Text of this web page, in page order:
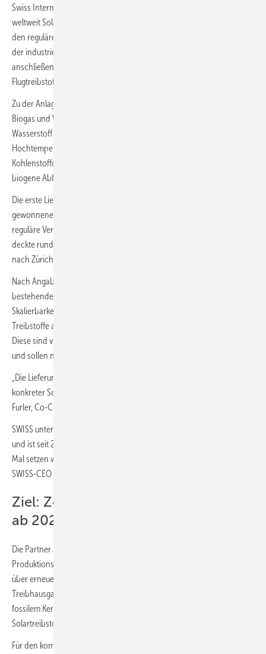
Swiss International Air Lines (SWISS) hat als erste Fluggesellschaft
weltweit Solartreibstoff des Schweizer Unternehmens Synhelion in
den regulären Flugbetrieb integriert. Das synthetische Rohöl wurde in
der industriellen Pilotanlage „Dawn“ von Synhelion produziert und
anschließend in einer norddeutschen Raffinerie zu zertifiziertem
Flugtreibstoff (Jet-A-1) verarbeitet.
Zu der Anlage in Jülich gehört ein thermochemischer Reaktor, der aus
Biogas und Wasser ein Synthesegas erzeugt, das eine Mischung aus
Wasserstoff und Kohlenmonoxid ist. Die dafür notwendige
Hochtemperatur-Prozesswärme wird mittels Solarenergie erreicht. Als
Kohlenstoffquelle verwendet Synhelion RED-zertifizierte nachhaltige
biogene Abfälle, meist aus der Landwirtschaft.
Die erste Lieferung umfasste 190 Liter solaren Rohöls. Der daraus
gewonnene Treibstoff wurde über den Flughafen Hamburg in das
reguläre Versorgungssystem eingespeist. Die eingespeiste Menge
deckte rund sieben Prozent des Bedarfs eines Fluges von Hamburg
nach Zürich.
Nach Angaben von Synhelion ist die nahtlose Integration in
bestehende Raffinerieprozesse ein zentraler Schritt für die
Skalierbarkeit der Technologie. Das Unternehmen stellt synthetische
Treibstoffe aus Solarenergie her, darunter Kerosin, Diesel und Benzin.
Diese sind vollständig kompatibel mit der bestehenden Infrastruktur
und sollen nahezu CO₂-neutral sein.
„Die Lieferung des ersten Fasses an SWISS ist ein symbolischer, aber
konkreter Schritt in Richtung nachhaltigere Luftfahrt“, sagte Philipp
Furler, Co-CEO und Mitgründer von Synhelion.
SWISS unterstützt die Kommerzialisierung der Technologie seit 2020
und ist seit 2022 auch als Investor an Synhelion beteiligt. „Zum ersten
Mal setzen wir solaren Treibstoff im zivilen Luftverkehr ein“, sagte
SWISS-CEO Jens Fehlinger.
Ziel: Zertifizierung und Markteintritt
ab 2027
Die Partner arbeiten nun an der Nachhaltigkeitszertifizierung des
Produktionsprozesses und des Treibstoffs gemäß der EU-Richtlinie
über erneuerbare Energien. Diese schreibt eine
Treibhausgasreduktion von mindestens 70 Prozent gegenüber
fossilem Kerosin vor. Eine unabhängige Ökobilanz bescheinigt dem
Solartreibstoff von Synhelion, diese Vorgabe deutlich zu übertreffen.
Für den kommerziellen Markteintritt ab 2027 sollen nun die